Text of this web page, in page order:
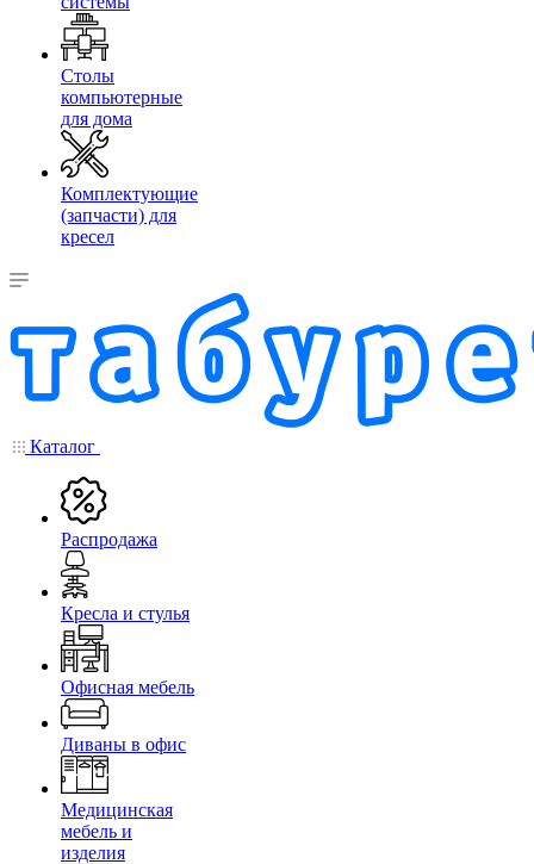
Столы
компьютерные
для дома
Комплектующие
(запчасти) для
кресел
Каталог
Распродажа
Кресла и стулья
Офисная мебель
Диваны в офис
Медицинская
мебель и
изделия